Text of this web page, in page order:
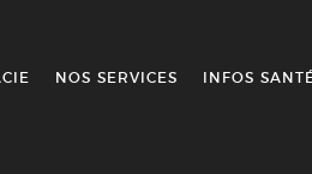
NOS SERVICES INFOS